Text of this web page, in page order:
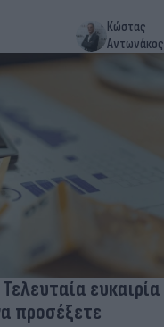
Κώστας
Αντωνάκος
ευκαιρία
προσέξετε